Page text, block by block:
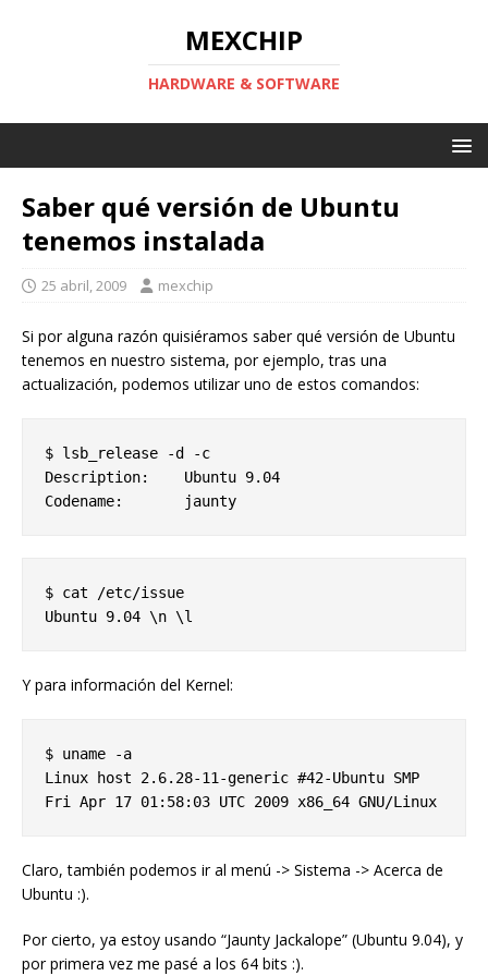
MEXCHIP
HARDWARE & SOFTWARE
Saber qué versión de Ubuntu
tenemos instalada
25 abril, 2009 mexchip
Si por alguna razón quisiéramos saber qué versión de Ubuntu
tenemos en nuestro sistema, por ejemplo, tras una
actualización, podemos utilizar uno de estos comandos:
$ lsb_release -d -c
Description:	Ubuntu 9.04
$ cat /etc/issue
Y para información del Kernel:
$ uname -a
Linux host 2.6.28-11-generic #42-Ubuntu SMP
Claro, también podemos ir al menú -> Sistema -> Acerca de
Ubuntu :).
Por cierto, ya estoy usando “Jaunty Jackalope” (Ubuntu 9.04), y
por primera vez me pasé a los 64 bits :).